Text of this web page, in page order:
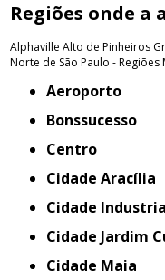
Regiões onde a
Alphaville Alto de Pinheiros
Norte de São Paulo - Regiões
Aeroporto
Bonssucesso
Centro
Cidade Aracília
Cidade
Cidade Jardim
Cidade Maia